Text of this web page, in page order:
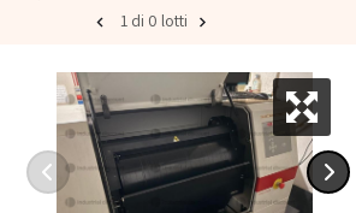
1 di 0 lotti